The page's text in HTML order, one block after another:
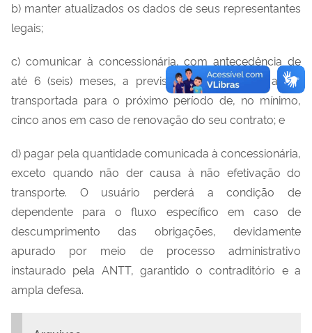
b) manter atualizados os dados de seus representantes
legais;
c) comunicar à concessionária, com antecedência de
até 6 (seis) meses, a previsão da quantidade a ser
transportada para o próximo período de, no mínimo,
cinco anos em caso de renovação do seu contrato; e
d) pagar pela quantidade comunicada à concessionária,
exceto quando não der causa à não efetivação do
transporte. O usuário perderá a condição de
dependente para o fluxo específico em caso de
descumprimento das obrigações, devidamente
apurado por meio de processo administrativo
instaurado pela ANTT, garantido o contraditório e a
ampla defesa.